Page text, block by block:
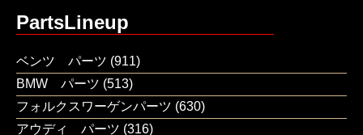
PartsLineup
ベンツ パーツ (911)
BMW パーツ (513)
フォルクスワーゲンパーツ (630)
アウディ パーツ (316)